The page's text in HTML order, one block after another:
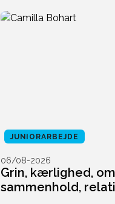
JUNIORARBEJDE
06/08-2026
Grin, kærlighed,
sammenhold,